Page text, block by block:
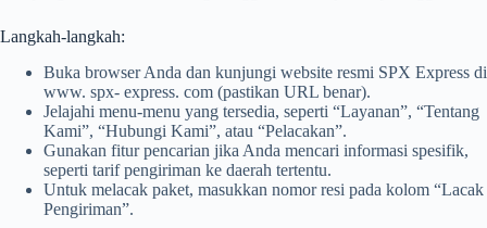
Langkah-langkah:
Buka browser Anda dan kunjungi website resmi SPX Express di
www. spx- express. com (pastikan URL benar).
Jelajahi menu-menu yang tersedia, seperti “Layanan”, “Tentang
Kami”, “Hubungi Kami”, atau “Pelacakan”.
Gunakan fitur pencarian jika Anda mencari informasi spesifik,
seperti tarif pengiriman ke daerah tertentu.
Untuk melacak paket, masukkan nomor resi pada kolom “Lacak
Pengiriman”.